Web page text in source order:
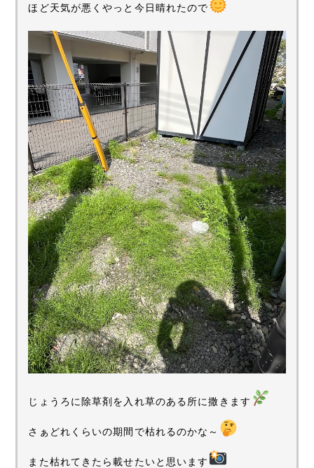
ほど天気が悪くやっと今日晴れたので
じょうろに除草剤を入れ草のある所に撒きます
さぁどれくらいの期間で枯れるのかな～
また枯れてきたら載せたいと思います